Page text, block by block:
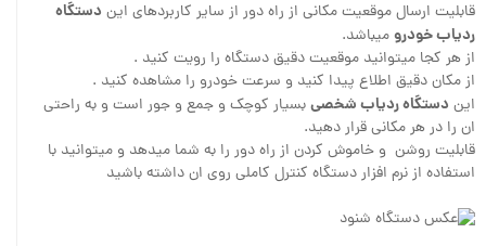
قابلیت ارسال موقعیت مکانی از راه دور از سایر کاربردهای این دستگاه
ردیاب خودرومیباشد.
از هر کجا میتوانید موقعیت دقیق دستگاه را رویت کنید .
از مکان دقیق اطلاع پیدا کنید و سرعت خودرو را مشاهده کنید .
این دستگاه ردیاب شخصیبسیار کوچک و جمع و جور است و به راحتی
ان را در هر مکانی قرار دهید.
قابلیت روشن و خاموش کردن از راه دور را به شما میدهد و میتوانید با
استفاده از نرم افزار دستگاه کنترل کاملی روی ان داشته باشید